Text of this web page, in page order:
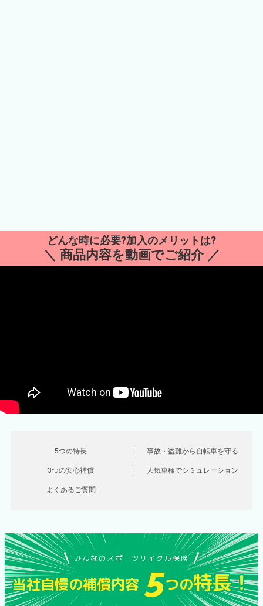
どんな時に必要?加入のメリットは?
＼ 商品内容を動画でご紹介 ／
5つの特長 事故・盗難から 自転車を守る
3つの安心補償 人気車種でシミュレーション
よくあるご質問
みんなの スポーツサイクル保険
当社自慢の補償内容 5つの特長！